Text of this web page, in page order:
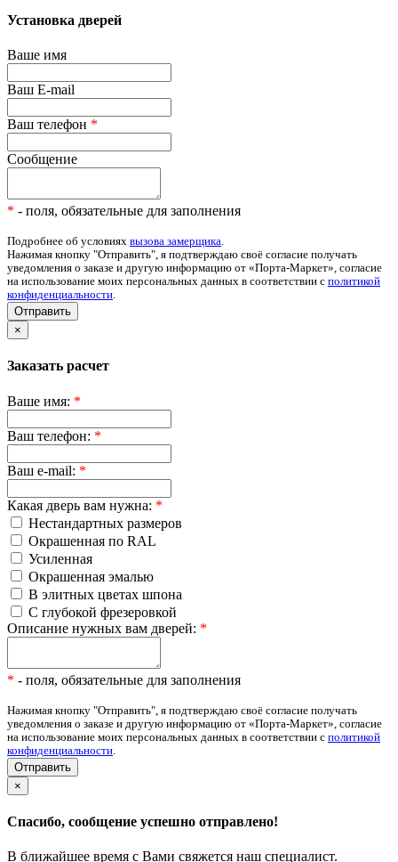
Установка дверей
Ваше имя
Ваш E-mail
Ваш телефон *
Сообщение
* - поля, обязательные для заполнения
Подробнее об условиях вызова замерщика.
Нажимая кнопку "Отправить", я подтверждаю своё согласие получать
уведомления о заказе и другую информацию от «Порта-Маркет», согласие
на использование моих персональных данных в соответствии с политикой
конфиденциальности.
Отправить
×
Заказать расчет
Ваше имя: *
Ваш телефон: *
Ваш e-mail: *
Какая дверь вам нужна: *
Нестандартных размеров
Окрашенная по RAL
Усиленная
Окрашенная эмалью
В элитных цветах шпона
С глубокой фрезеровкой
Описание нужных вам дверей: *
* - поля, обязательные для заполнения
Нажимая кнопку "Отправить", я подтверждаю своё согласие получать
уведомления о заказе и другую информацию от «Порта-Маркет», согласие
на использование моих персональных данных в соответствии с политикой
конфиденциальности
×
Спасибо, сообщение успешно отправлено!
В ближайшее время с Вами свяжется наш специалист.